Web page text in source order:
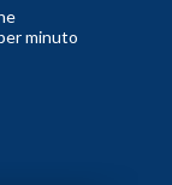
minuto